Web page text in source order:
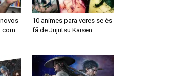
com
10 animes para veres se és
fã de Jujutsu Kaisen